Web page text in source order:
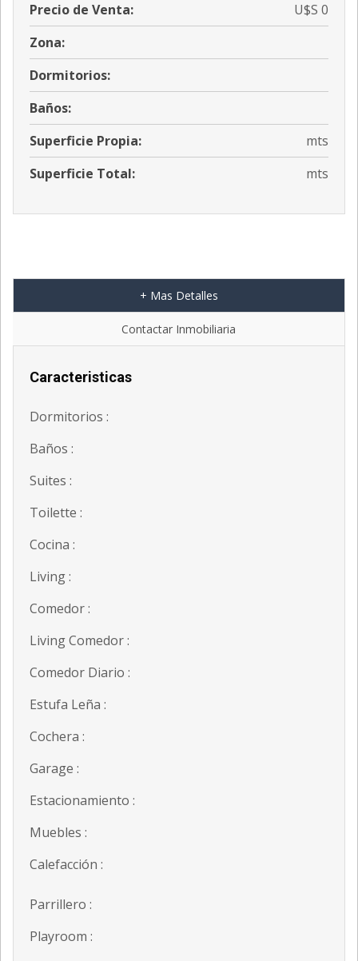
Precio de Venta:
U$S 0
Zona:
Dormitorios:
Baños:
Superficie Propia:
mts
Superficie Total:
mts
+ Mas Detalles
Contactar Inmobiliaria
Caracteristicas
Dormitorios :
Baños :
Suites :
Toilette :
Cocina :
Living :
Comedor :
Living Comedor :
Comedor Diario :
Estufa Leña :
Cochera :
Garage :
Estacionamiento :
Muebles :
Calefacción :
Parrillero :
Playroom :